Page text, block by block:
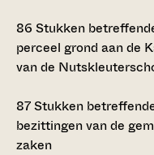
86 Stukken
perceel grond aan de
van de
87Stukken
bezittingen van de
zaken